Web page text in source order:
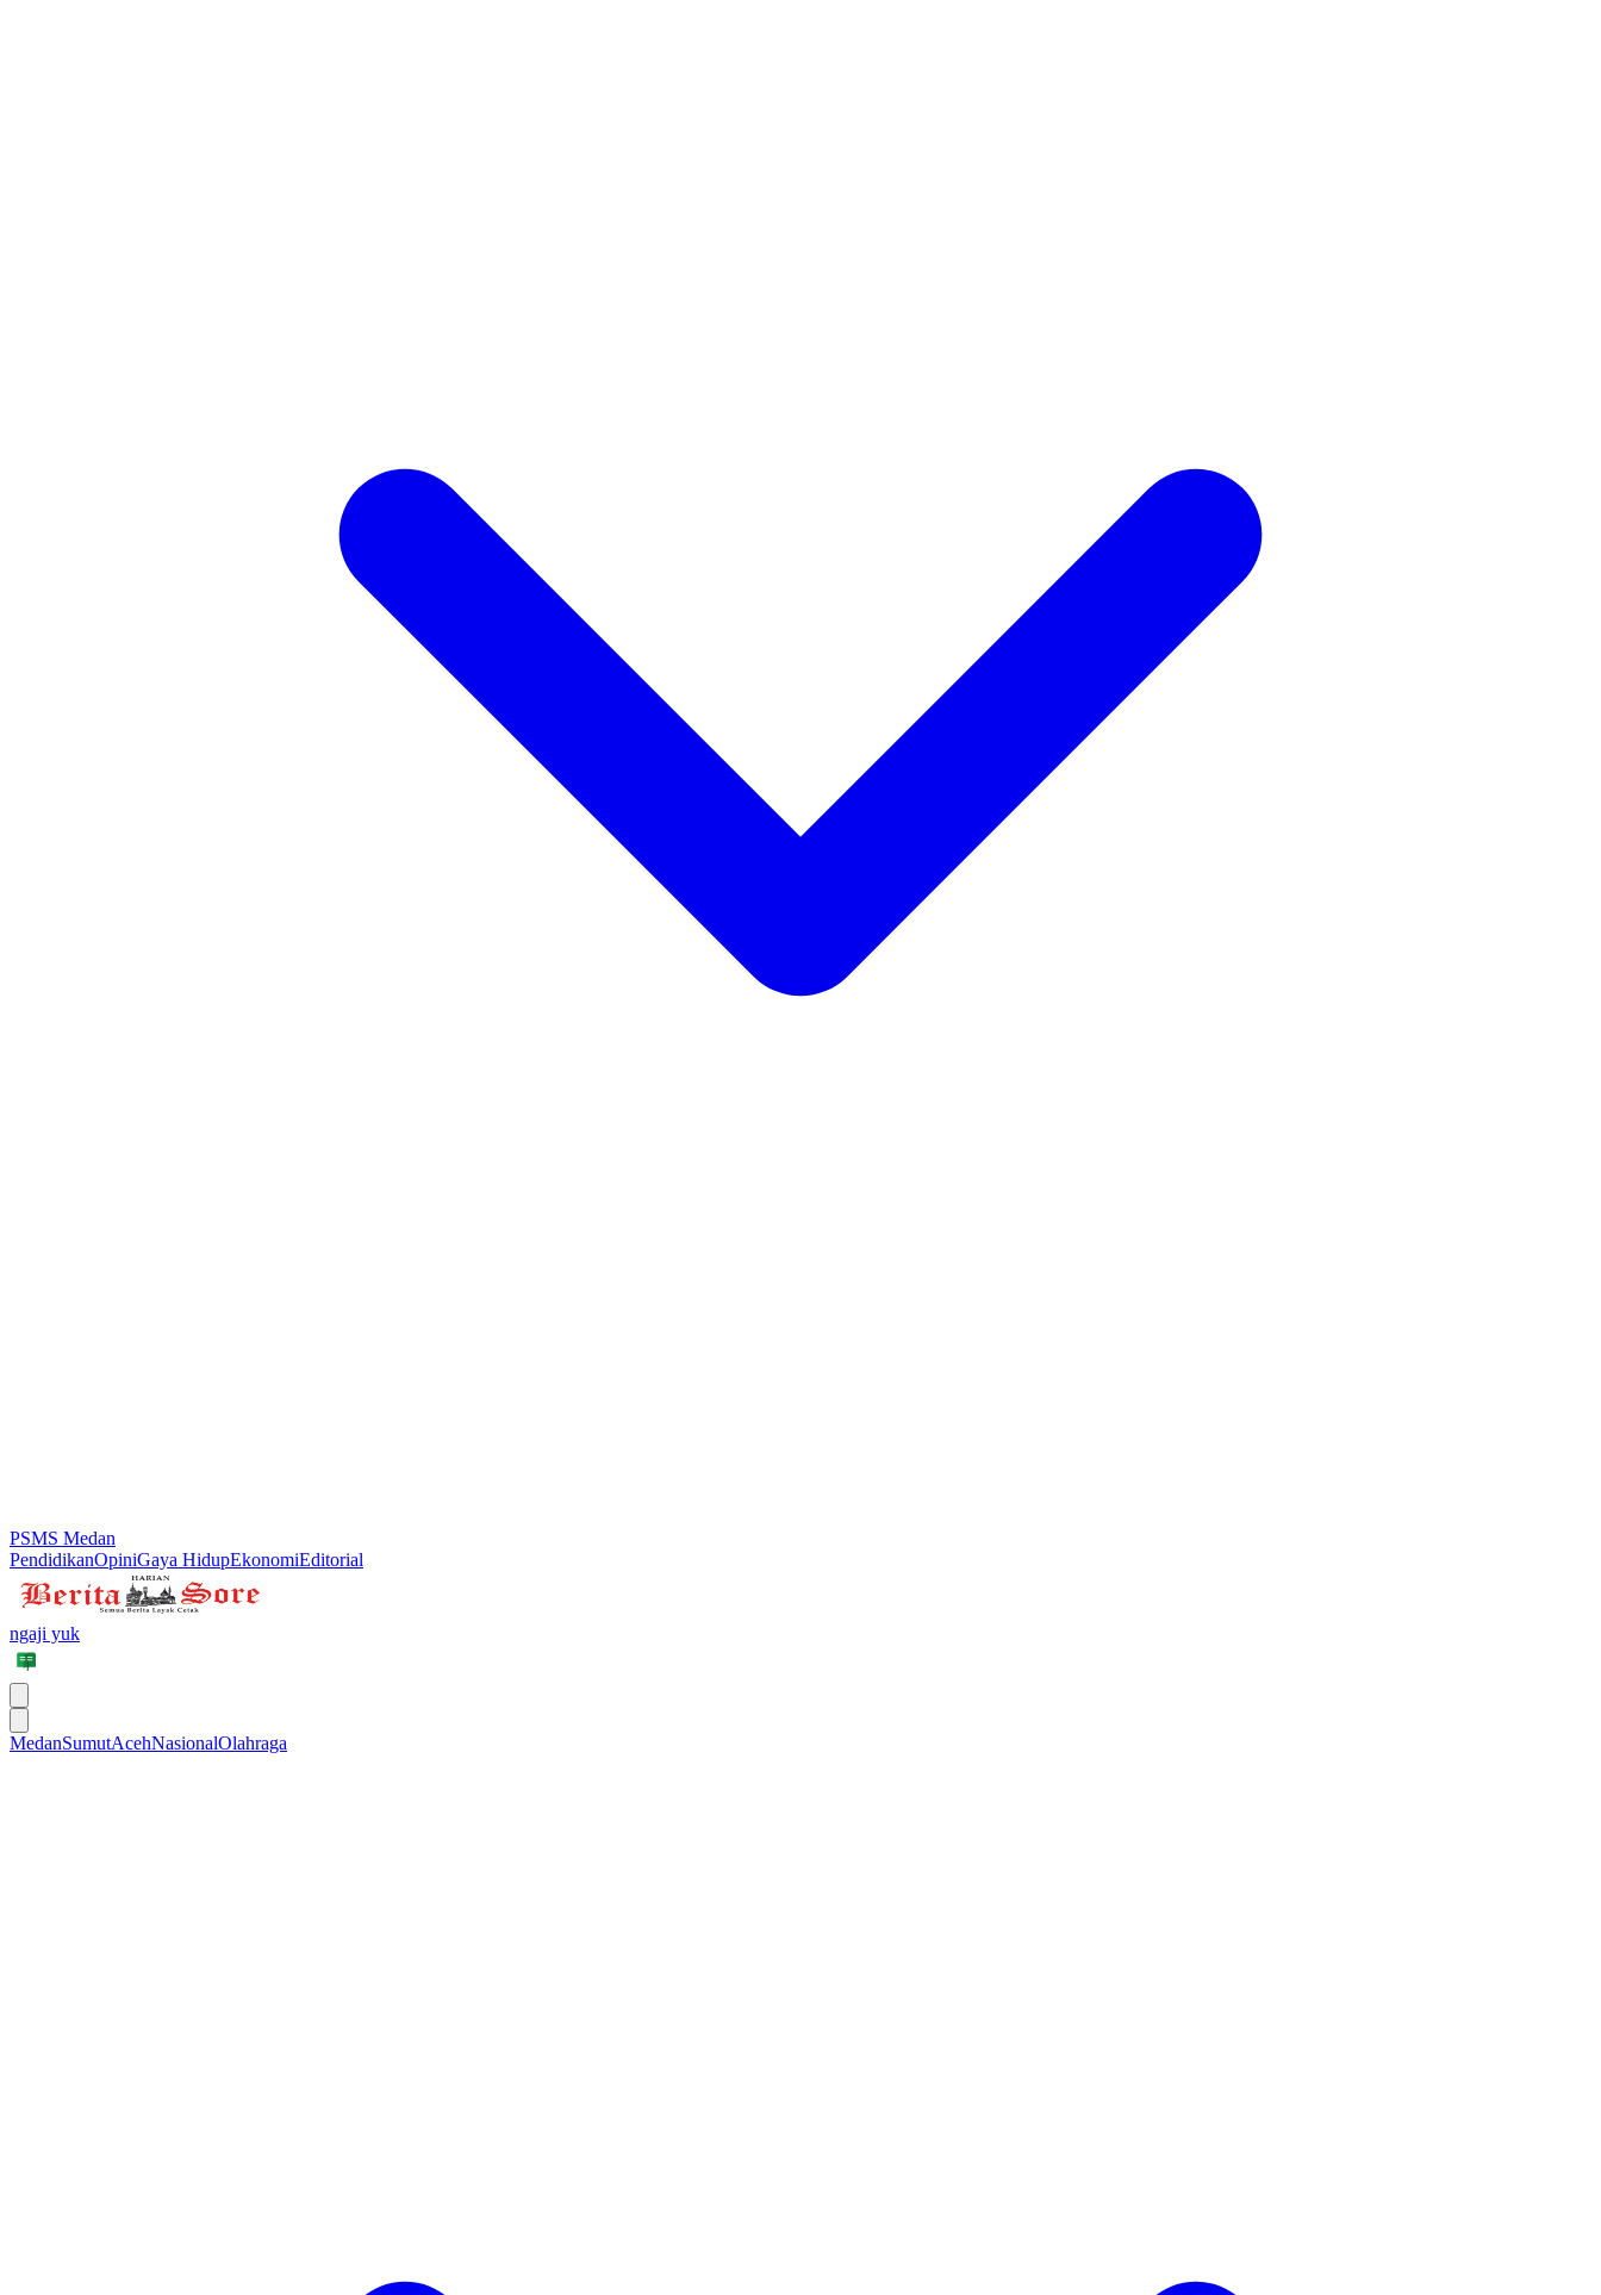
PSMS Medan
PendidikanOpiniGaya HidupEkonomiEditorial
ngaji yuk
MedanSumutAcehNasionalOlahraga